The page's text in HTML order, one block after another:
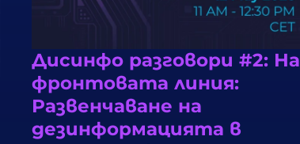
Дисинфо разговори #2: На
фронтовата линия:
Развенчаване на
дезинформацията в